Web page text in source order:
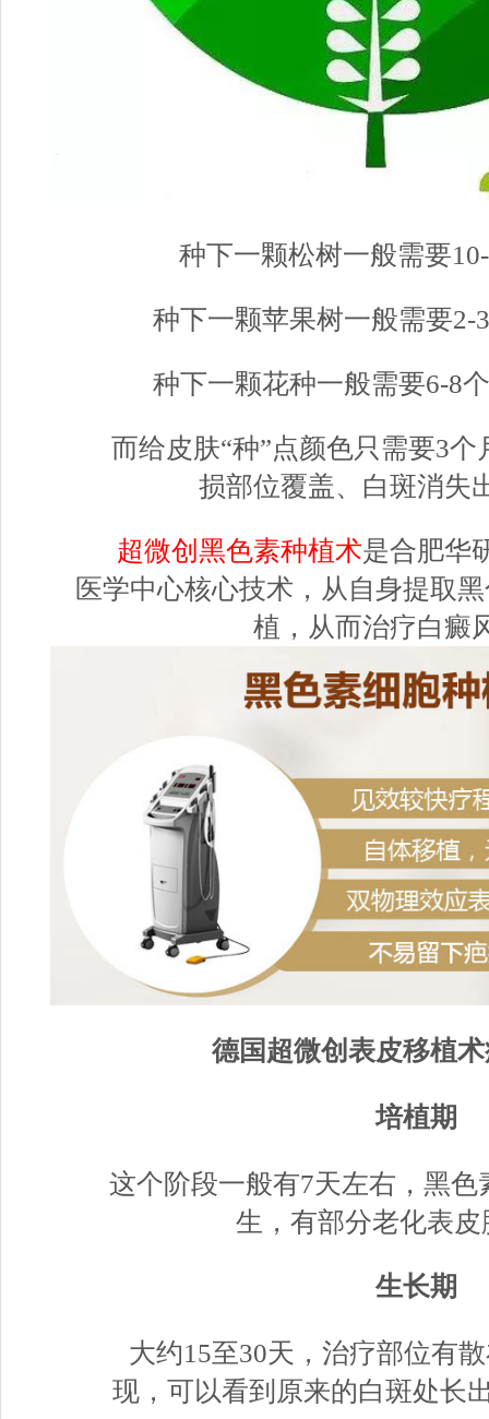
种下一颗松树一般需要10-
种下一颗苹果树一般需要2-3
种下一颗花种一般需要6-8个
而给皮肤“种”点颜色只需要3个
损部位覆盖、白斑消失
超微创黑色素种植术是合肥华
医学中心核心技术，从自身提取
植，从而治疗白癜
德国超微创表皮移植术
培植期
这个阶段一般有7天左右，黑色
生，有部分老化表皮
生长期
大约15至30天，治疗部位有散
现，可以看到原来的白斑处长